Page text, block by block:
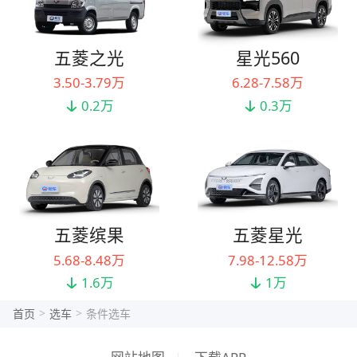
五菱之光
3.50-3.79万
0.2万
星光560
6.28-7.58万
0.3万
五菱缤果
5.68-8.48万
1.6万
五菱星光
7.98-12.58万
1万
首页 > 选车 > 条件选车